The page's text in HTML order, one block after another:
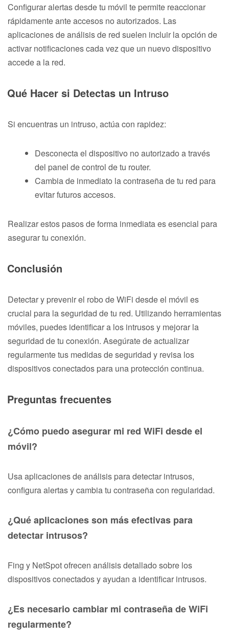
Configurar alertas desde tu móvil te permite reaccionar
rápidamente ante accesos no autorizados. Las
aplicaciones de análisis de red suelen incluir la opción de
activar notificaciones cada vez que un nuevo dispositivo
accede a la red.
Qué Hacer si Detectas un Intruso
Si encuentras un intruso, actúa con rapidez:
Desconecta el dispositivo no autorizado a través
del panel de control de tu router.
Cambia de inmediato la contraseña de tu red para
evitar futuros accesos.
Realizar estos pasos de forma inmediata es esencial para
asegurar tu conexión.
Conclusión
Detectar y prevenir el robo de WiFi desde el móvil es
crucial para la seguridad de tu red. Utilizando herramientas
móviles, puedes identificar a los intrusos y mejorar la
seguridad de tu conexión. Asegúrate de actualizar
regularmente tus medidas de seguridad y revisa los
dispositivos conectados para una protección continua.
Preguntas frecuentes
¿Cómo puedo asegurar mi red WiFi desde el
móvil?
Usa aplicaciones de análisis para detectar intrusos,
configura alertas y cambia tu contraseña con regularidad.
¿Qué aplicaciones son más efectivas para
detectar intrusos?
Fing y NetSpot ofrecen análisis detallado sobre los
dispositivos conectados y ayudan a identificar intrusos.
¿Es necesario cambiar mi contraseña de WiFi
regularmente?